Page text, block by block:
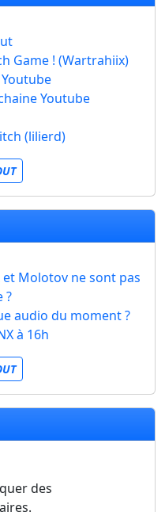
Game ! (Wartrahiix)
Youtube
(lilierd)
Molotov ne sont pas
?
audio du moment ?
à 16h
des